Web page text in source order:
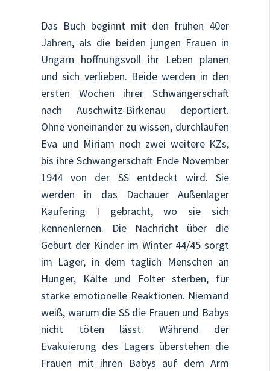
Das Buch beginnt mit den frühen 40er
Jahren, als die beiden jungen Frauen in
Ungarn hoffnungsvoll ihr Leben planen
und sich verlieben. Beide werden in den
ersten Wochen ihrer Schwangerschaft
nach Auschwitz-Birkenau deportiert.
Ohne voneinander zu wissen, durchlaufen
Eva und Miriam noch zwei weitere KZs,
bis ihre Schwangerschaft Ende November
1944 von der SS entdeckt wird. Sie
werden in das Dachauer Außenlager
Kaufering I gebracht, wo sie sich
kennenlernen. Die Nachricht über die
Geburt der Kinder im Winter 44/45 sorgt
im Lager, in dem täglich Menschen an
Hunger, Kälte und Folter sterben, für
starke emotionelle Reaktionen. Niemand
weiß, warum die SS die Frauen und Babys
nicht töten lässt. Während der
Evakuierung des Lagers überstehen die
Frauen mit ihren Babys auf dem Arm